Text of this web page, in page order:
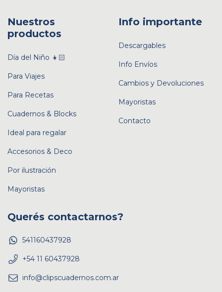
Nuestros
productos
Día del Niño 👧🏻
Para Viajes
Para Recetas
Cuadernos & Blocks
Ideal para regalar
Accesorios & Deco
Por ilustración
Mayoristas
Info importante
Descargables
Info Envíos
Cambios y Devoluciones
Mayoristas
Contacto
Querés contactarnos?
541160437928
+54 11 60437928
info@clipscuadernos.com.ar